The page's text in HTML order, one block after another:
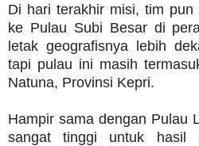
Di hari terakhir misi, tim pun
ke Pulau Subi Besar di
letak geografisnya lebih
tapi pulau ini masih
Natuna, Provinsi Kepri.
Hampir sama dengan Pulau
sangat tinggi untuk hasil